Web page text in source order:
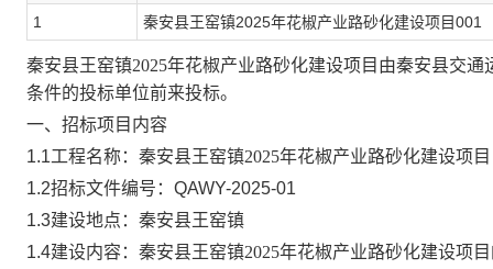
1 秦安县王窑镇2025年花椒产业路砂化建设项目001
秦安县王窑镇2025年花椒产业路砂化建设项目由秦安县交
条件的投标单位前来投标。
一、招标项目内容
1.1工程名称： 秦安县王窑镇2025年花椒产业路砂化建设项目
1.2招标文件编号： QAWY-2025-01
1.3建设地点： 秦安县王窑镇
1.4建设内容：秦安县王窑镇2025年花椒产业路砂化建设项